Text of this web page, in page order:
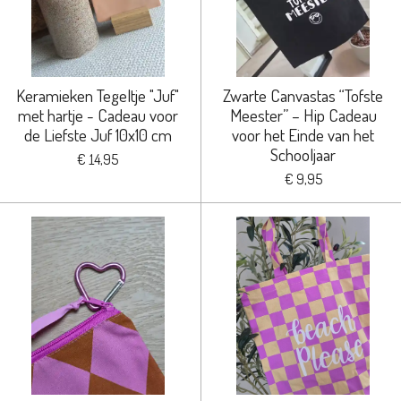
Keramieken Tegeltje "Juf"
met hartje - Cadeau voor
de Liefste Juf 10x10 cm
€ 14,95
Zwarte Canvastas “Tofste
Meester” – Hip Cadeau
voor het Einde van het
Schooljaar
€ 9,95